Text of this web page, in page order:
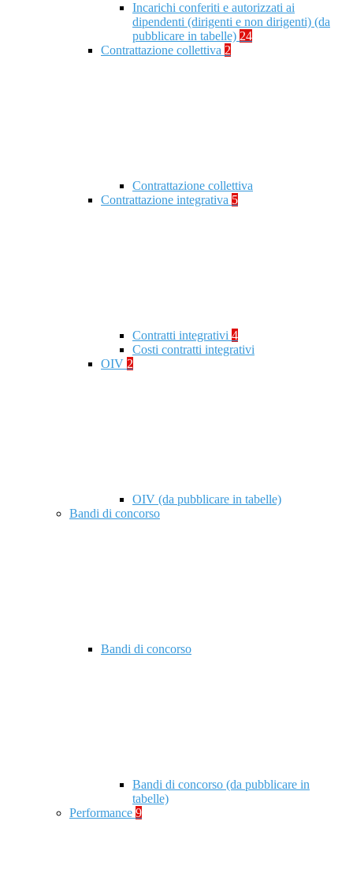
Incarichi conferiti e autorizzati ai
dipendenti (dirigenti e non dirigenti) (da
pubblicare in tabelle) 24
Contrattazione collettiva 2
Contrattazione collettiva
Contrattazione integrativa 5
Contratti integrativi 4
Costi contratti integrativi
OIV 2
OIV (da pubblicare in tabelle)
Bandi di concorso
Bandi di concorso
Bandi di concorso (da pubblicare in
tabelle)
Performance 9